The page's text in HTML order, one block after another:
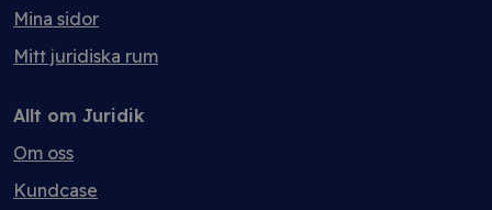
Mina sidor
Mitt juridiska rum
Allt om Juridik
Om oss
Kundcase